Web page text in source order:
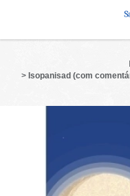
> Isopanisad (com